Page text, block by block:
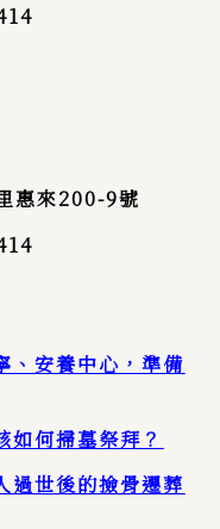
惠來200-9號
、安養中心，準備
如何掃墓祭拜？
過世後的撿骨遷葬